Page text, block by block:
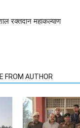
रक्तदान महाकल्याण
FROM AUTHOR